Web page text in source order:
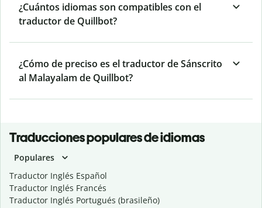
¿Cuántos idiomas son compatibles con el
traductor de Quillbot?
¿Cómo de preciso es el traductor de Sánscrito
al Malayalam de Quillbot?
Traducciones populares de idiomas
Populares
Traductor Inglés Español
Traductor Inglés Francés
Traductor Inglés Portugués (brasileño)